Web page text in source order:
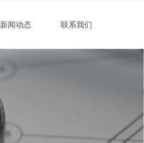
新闻动态 联系我们